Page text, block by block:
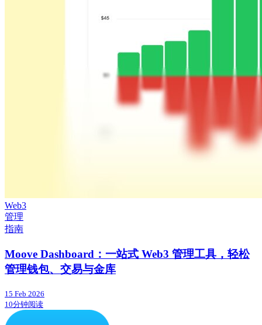
Web3
管理
指南
Moove Dashboard：一站式 Web3 管理工具，轻松
管理钱包、交易与金库
15 Feb 2026
10分钟阅读